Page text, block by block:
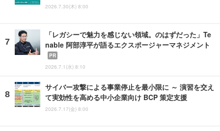
2026.7.30(木) 8:00
「レガシーで魅力を感じない領域。のはずだった」Te
nable 阿部淳平が語るエクスポージャーマネジメント
PR
2026.7.1(水) 8:10
サイバー攻撃による事業停止を最小限に ～ 演習を交え
て実効性を高める中小企業向け BCP 策定支援
2026.7.17(金) 8:00